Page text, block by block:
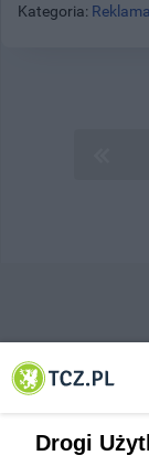
Kategoria:
© 2001-2026 Tczew -
Drogi